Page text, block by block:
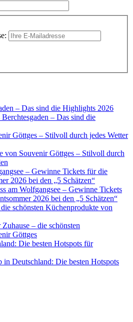
Berchtesgaden – Das sind die
von Souvenir Göttges – Stilvoll durch
am Wolfgangsee – Gewinne Tickets
2026 bei den „5 Schätzen“
– die schönsten
Göttges
in Deutschland: Die besten Hotspots